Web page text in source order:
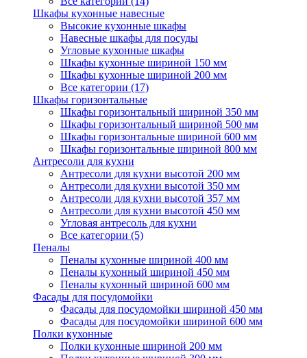
Шкафы кухонные навесные
Высокие кухонные шкафы
Навесные шкафы для посуды
Угловые кухонные шкафы
Шкафы кухонные шириной 150 мм
Шкафы кухонные шириной 200 мм
Все категории (17)
Шкафы горизонтальные
Шкафы горизонтальный шириной 350 мм
Шкафы горизонтальный шириной 500 мм
Шкафы горизонтальные шириной 600 мм
Шкафы горизонтальные шириной 800 мм
Антресоли для кухни
Антресоли для кухни высотой 200 мм
Антресоли для кухни высотой 350 мм
Антресоли для кухни высотой 357 мм
Антресоли для кухни высотой 450 мм
Угловая антресоль для кухни
Все категории (5)
Пеналы
Пеналы кухонные шириной 400 мм
Пеналы кухонный шириной 450 мм
Пеналы кухонный шириной 600 мм
Фасады для посудомойки
Фасады для посудомойки шириной 450 мм
Фасады для посудомойки шириной 600 мм
Полки кухонные
Полки кухонные шириной 200 мм